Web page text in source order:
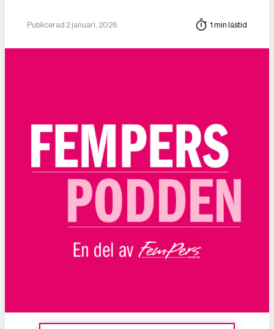
Publicerad 2 januari, 2026 1 min lästid